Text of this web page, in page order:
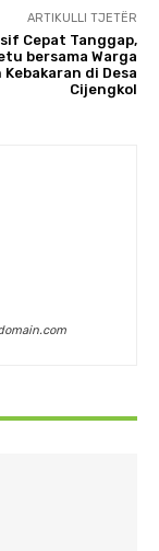
ARTIKULLI TJETËR
Cepat Tanggap,
bersama Warga
Kebakaran di Desa
Cijengkol